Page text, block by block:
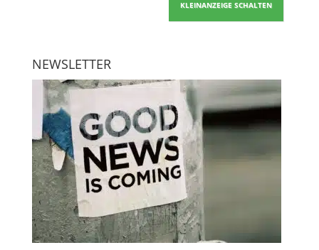
KLEINANZEIGE SCHALTEN
NEWSLETTER